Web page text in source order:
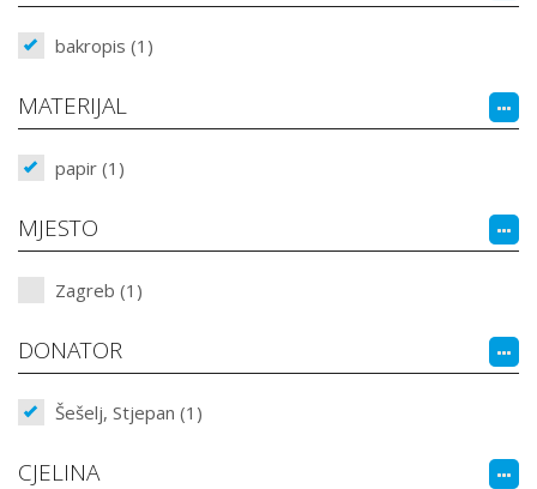
bakropis (1)
MATERIJAL
papir (1)
MJESTO
Zagreb (1)
DONATOR
Šešelj, Stjepan (1)
CJELINA